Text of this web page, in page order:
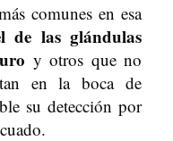
comunes en esa
de las glándulas
y otros que no
en la boca de
su detección por